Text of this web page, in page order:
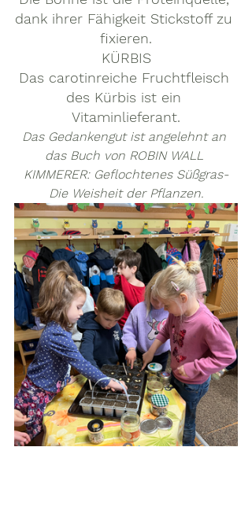
dank ihrer Fähigkeit Stickstoff zu
fixieren.
KÜRBIS
Das carotinreiche Fruchtfleisch
des Kürbis ist ein
Vitaminlieferant.
Das Gedankengut ist angelehnt an
das Buch von ROBIN WALL
KIMMERER: Geflochtenes Süßgras-
Die Weisheit der Pflanzen.